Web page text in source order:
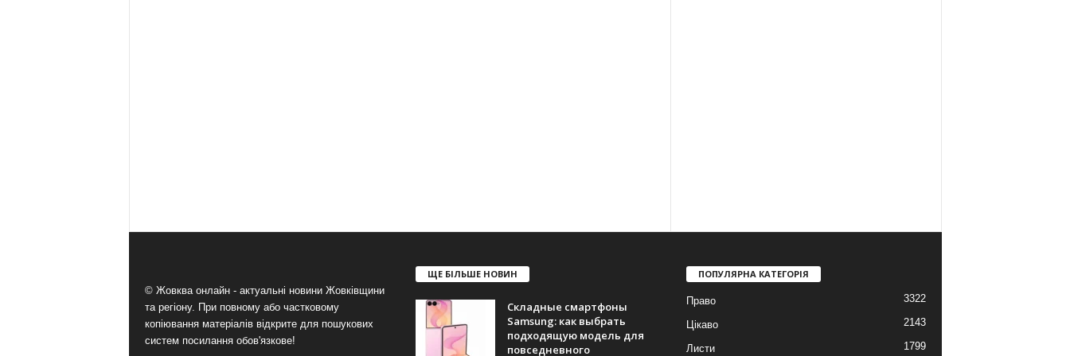
© Жовква онлайн - актуальні новини Жовківщини
та регіону. При повному або частковому
копіювання матеріалів відкрите для пошукових
систем посилання обов'язкове!
ЩЕ БІЛЬШЕ НОВИН
Складные смартфоны
Samsung: как выбрать
подходящую модель для
повседневного
ПОПУЛЯРНА КАТЕГОРІЯ
Право 3322
Цікаво 2143
Листи 1799